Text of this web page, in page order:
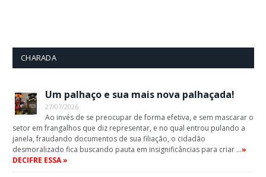
CHARADA
Um palhaço e sua mais nova palhaçada!
27/07/2026
Ao invés de se preocupar de forma efetiva, e sem mascarar o
setor em frangalhos que diz representar, e no qual entrou pulando a
janela, fraudando documentos de sua filiação, o cidadão
desmoralizado fica buscando pauta em insignificâncias para criar …»
DECIFRE ESSA »